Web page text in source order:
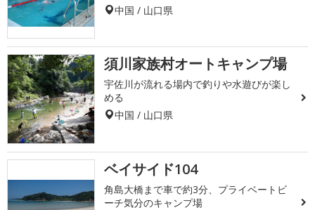
中国 / 山口県
須川家族村オートキャンプ場
宇佐川が流れる場内で釣りや水遊びが楽し
める
中国 / 山口県
ベイサイド104
角島大橋まで車で約3分、プライベートビ
ーチ気分のキャンプ場